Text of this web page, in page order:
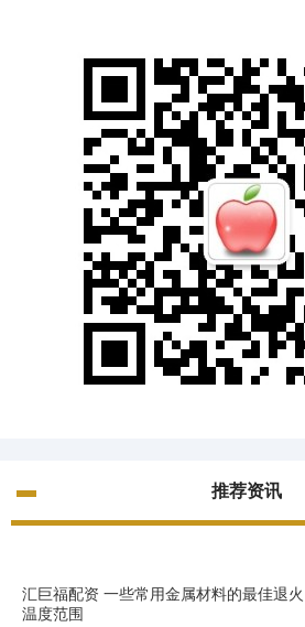
推荐资讯
汇巨福配资 一些常用金属材料的最佳退火
温度范围